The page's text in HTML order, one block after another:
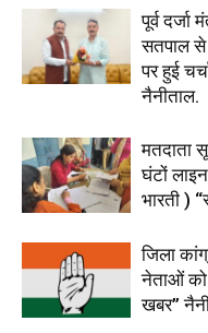
पूर्व
सतपाल से
पर हुई
नैनीताल.
मतदाता
घंटों
भारती )
जिला
नेताओं को
खबर”